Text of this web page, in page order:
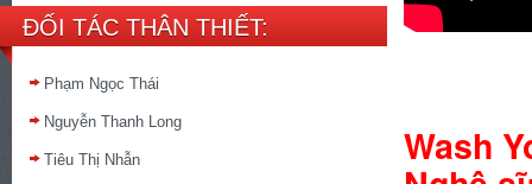
ĐỐI TÁC THÂN THIẾT:
Phạm Ngọc Thái
Nguyễn Thanh Long
Tiêu Thị Nhẫn Wash